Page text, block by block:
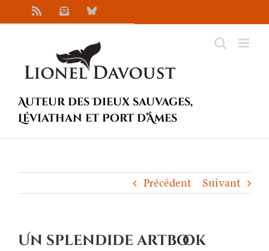
au
NewsletterBluesky
Auteur des Dieux sauvages,
Léviathan et Port d’Âmes
Précédent Suivant
Un splendide artbook